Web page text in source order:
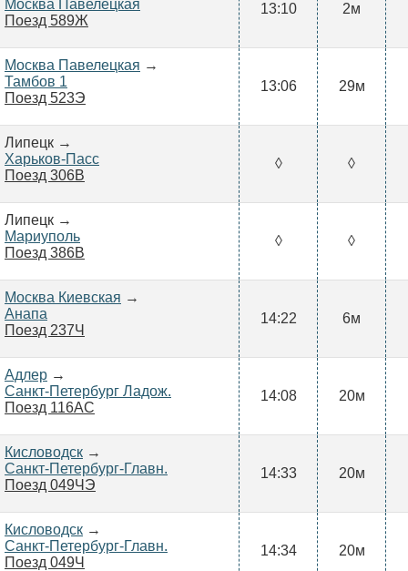
Москва Павелецкая
Поезд 589Ж
13:10 2м
Москва Павелецкая →
Тамбов 1
Поезд 523Э
13:06 29м
Липецк →
Харьков-Пасс
Поезд 306В
◊ ◊
Липецк →
Мариуполь
Поезд 386В
◊ ◊
Москва Киевская →
Анапа
Поезд 237Ч
14:22 6м
Адлер →
Санкт-Петербург Ладож.
Поезд 116АС
14:08 20м
Кисловодск →
Санкт-Петербург-Главн.
Поезд 049ЧЭ
14:33 20м
Кисловодск →
Санкт-Петербург-Главн.
Поезд 049Ч
14:34 20м